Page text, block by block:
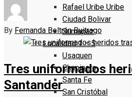
Rafael Uribe Uribe
Ciudad Bolivar
Sumapaz
Localidad 1 – 5
Usaquen
Chapinero
Santa Fe
San Cristóbal
By Fernanda Beltrán Buitrago
Tres uniformados
Santander